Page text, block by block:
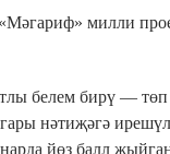
милли
белем бирү —
нәтиҗәгә
йөз балл